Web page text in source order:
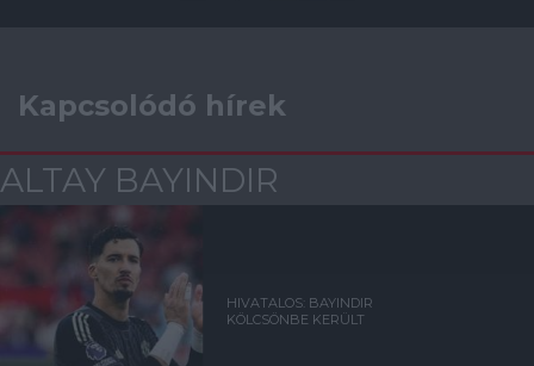
Kapcsolódó hírek
ALTAY BAYINDIR
HIVATALOS: BAYINDIR
KÖLCSÖNBE KERÜLT